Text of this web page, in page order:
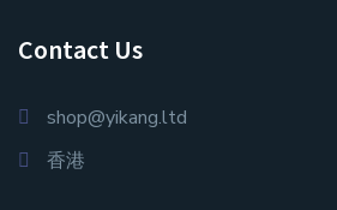
Contact Us
shop@yikang.ltd
香港